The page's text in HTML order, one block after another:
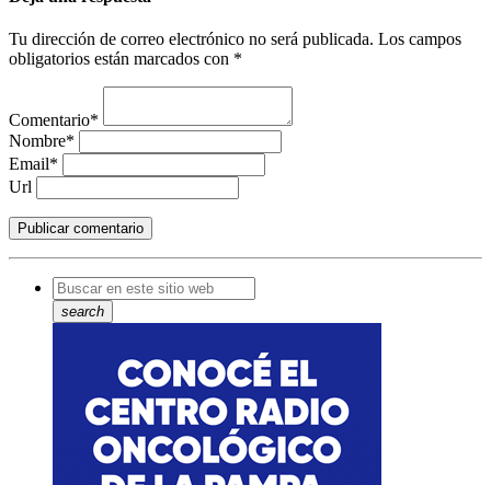
Tu dirección de correo electrónico no será publicada. Los campos
obligatorios están marcados con *
Comentario*
Nombre*
Email*
Url
search